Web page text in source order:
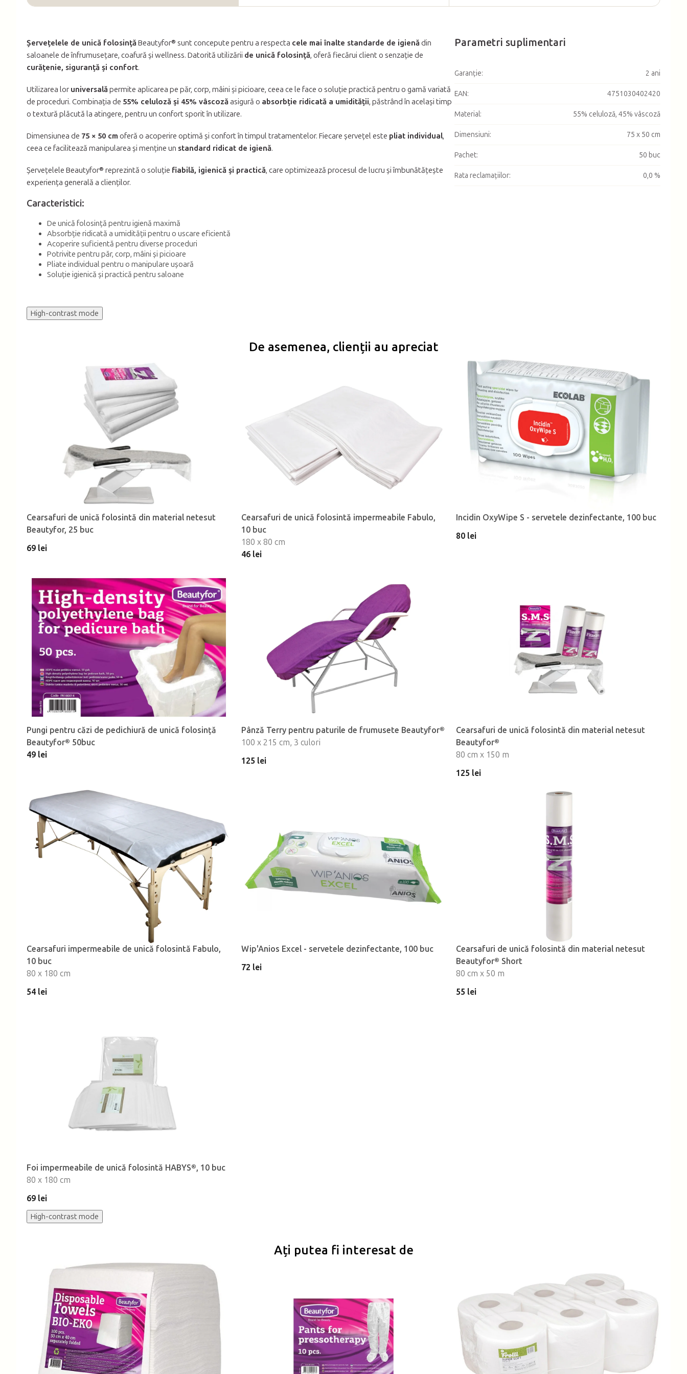
Șervețelele de unică folosințăBeautyfor® sunt concepute pentru a respecta cele mai înalte standarde de igienădin
saloanele de înfrumusețare, coafură și wellness. Datorită utilizării de unică folosință, oferă fiecărui client o senzație de
curățenie, siguranță și confort.
Utilizarea lor universalăpermite aplicarea pe păr, corp, mâini și picioare, ceea ce le face o soluție practică pentru o gamă variată
de proceduri. Combinația de 55% celuloză și 45% vâscozăasigură o absorbție ridicată a umidității, păstrând în același timp
o textură plăcută la atingere, pentru un confort sporit în utilizare.
Dimensiunea de 75 × 50 cm oferă o acoperire optimă și confort în timpul tratamentelor. Fiecare șervețel este pliat individual,
ceea ce facilitează manipularea și menține un standard ridicat de igienă.
Șervețelele Beautyfor® reprezintă o soluție fiabilă, igienică și practică, care optimizează procesul de lucru și îmbunătățește
experiența generală a clienților.
Caracteristici:
De unică folosință pentru igienă maximă
Absorbție ridicată a umidității pentru o uscare eficientă
Acoperire suficientă pentru diverse proceduri
Potrivite pentru păr, corp, mâini și picioare
Pliate individual pentru o manipulare ușoară
Soluție igienică și practică pentru saloane
Parametri suplimentari
Garanţie: 2 ani
EAN: 4751030402420
Material: 55% celuloză, 45% vâscoză
Dimensiuni: 75 x 50 cm
Pachet: 50 buc
Rata reclamațiilor: 0,0 %
High-contrast mode
De asemenea, clienții au apreciat
Cearsafuri de unică folosintă din material netesut
Beautyfor, 25 buc
69 lei
Cearsafuri de unică folosintă impermeabile Fabulo,
10 buc
180 x 80 cm
46 lei
Incidin OxyWipe S - servetele dezinfectante, 100 buc
80 lei
Pungi pentru căzi de pedichiură de unică folosință
Beautyfor® 50buc
49 lei
Pânză Terry pentru paturile de frumusete Beautyfor®
100 x 215 cm, 3 culori
125 lei
Cearsafuri de unică folosintă din material netesut
Beautyfor®
80 cm x 150 m
125 lei
Cearsafuri impermeabile de unică folosintă Fabulo,
10 buc
80 x 180 cm
54 lei
Wip'Anios Excel - servetele dezinfectante, 100 buc
72 lei
Cearsafuri de unică folosintă din material netesut
Beautyfor® Short
80 cm x 50 m
55 lei
Foi impermeabile de unică folosintă HABYS®, 10 buc
80 x 180 cm
69 lei
High-contrast mode
Ați putea fi interesat de